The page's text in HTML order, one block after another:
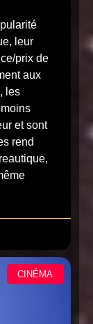
leur
prix de
aux
les
et sont
rend
CINÉMA